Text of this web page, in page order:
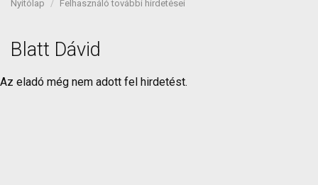
Nyitólap Felhasználó további hirdetései
Blatt Dávid
Az eladó még nem adott fel hirdetést.